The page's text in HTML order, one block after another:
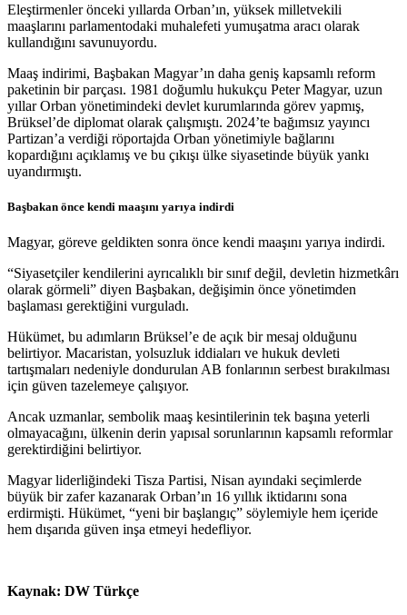
Eleştirmenler önceki yıllarda Orban’ın, yüksek milletvekili
maaşlarını parlamentodaki muhalefeti yumuşatma aracı olarak
kullandığını savunuyordu.
Maaş indirimi, Başbakan Magyar’ın daha geniş kapsamlı reform
paketinin bir parçası. 1981 doğumlu hukukçu Peter Magyar, uzun
yıllar Orban yönetimindeki devlet kurumlarında görev yapmış,
Brüksel’de diplomat olarak çalışmıştı. 2024’te bağımsız yayıncı
Partizan’a verdiği röportajda Orban yönetimiyle bağlarını
kopardığını açıklamış ve bu çıkışı ülke siyasetinde büyük yankı
uyandırmıştı.
Başbakan önce kendi maaşını yarıya indirdi
Magyar, göreve geldikten sonra önce kendi maaşını yarıya indirdi.
“Siyasetçiler kendilerini ayrıcalıklı bir sınıf değil, devletin hizmetkârı
olarak görmeli” diyen Başbakan, değişimin önce yönetimden
başlaması gerektiğini vurguladı.
Hükümet, bu adımların Brüksel’e de açık bir mesaj olduğunu
belirtiyor. Macaristan, yolsuzluk iddiaları ve hukuk devleti
tartışmaları nedeniyle dondurulan AB fonlarının serbest bırakılması
için güven tazelemeye çalışıyor.
Ancak uzmanlar, sembolik maaş kesintilerinin tek başına yeterli
olmayacağını, ülkenin derin yapısal sorunlarının kapsamlı reformlar
gerektirdiğini belirtiyor.
Magyar liderliğindeki Tisza Partisi, Nisan ayındaki seçimlerde
büyük bir zafer kazanarak Orban’ın 16 yıllık iktidarını sona
erdirmişti. Hükümet, “yeni bir başlangıç” söylemiyle hem içeride
hem dışarıda güven inşa etmeyi hedefliyor.
Kaynak: DW Türkçe